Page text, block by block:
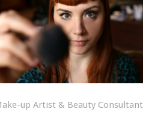
up Artist & Beauty Consultant